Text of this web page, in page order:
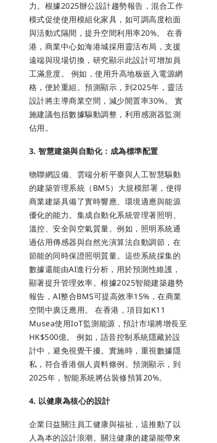
力。根據2025辦公設計趨勢報告，混合工作
模式促使使用模組化家具，如可調高度枱面
與活動式隔間，提升空間利用率20%。 在香
港，商業中心如海港城採用靈活布局，支援
遠端與現場切換，研究顯示此設計可增加員
工滿意度。 例如，使用升高地板嵌入電源網
格，便於重組。預測顯示，到2025年，靈活
設計將主導商業空間，減少閒置率30%。 實
施建議包括數據驅動調整，利用感測器監測
佔用。
3. 智慧建築與自動化：成為標準配置
物聯網設備、雲端分析平臺與人工智慧驅動
的建築管理系統（BMS）大規模部署，使得
商業建築具備了實時響應、環境適應與能源
優化的能力。集成自動化系統管理著照明、
溫控、安全與空氣質量。例如，照明系統通
過佔用傳感器與自然光演算法自動調節，在
節能的同時保證照明質量。這些系統採集的
數據還能由AI進行分析，用於預測性維護，
顯著提升管理效率。根據2025智能建築趨勢
報告，AI整合BMS可提高效率15%，在商業
空間中廣泛應用。 在香港，項目如K11
Musea使用IoT監測能源，預計市場將增長至
HK$500億。 例如，語音控制系統隱藏於設
計中，避免視覺干擾。實施時，重視數據隱
私，符合香港個人資料條例。預測顯示，到
2025年，智能系統將佔裝修預算20%。
4. 以健康為核心的設計
企業日益關注員工健康與福祉，這推動了以
人為本的設計浪潮。關注健康的建築能帶來